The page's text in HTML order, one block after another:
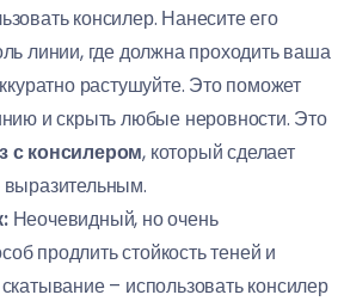
консилер. Нанесите его
линии, где должна проходить ваша
растушуйте. Это поможет
и скрыть любые неровности. Это
с консилером, который сделает
Неочевидный, но очень
продлить стойкость теней и
– использовать консилер